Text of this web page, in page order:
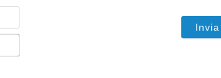
Nome
Email*